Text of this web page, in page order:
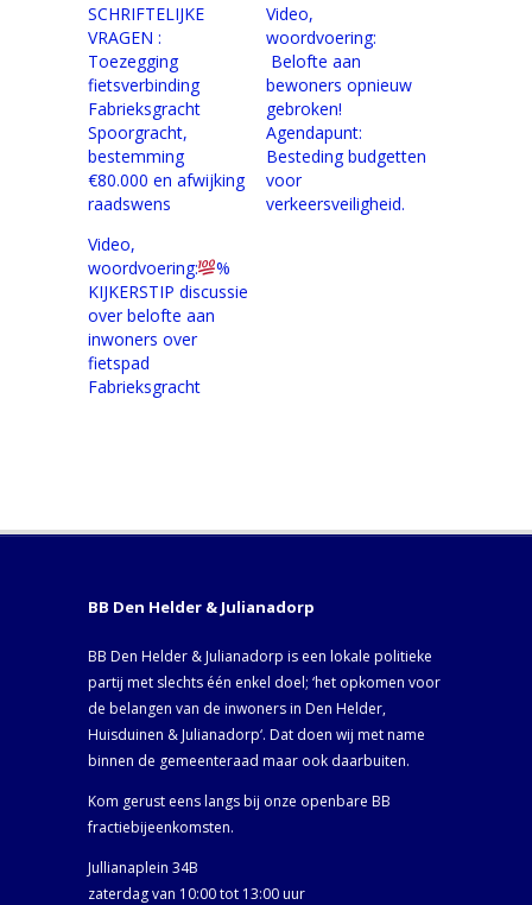
SCHRIFTELIJKE
VRAGEN :
Toezegging
fietsverbinding
Fabrieksgracht
Spoorgracht,
bestemming
€80.000 en afwijking
raadswens
Video,
woordvoering:
Belofte aan
bewoners opnieuw
gebroken!
Agendapunt:
Besteding budgetten
voor
verkeersveiligheid.
Video,
woordvoering:
%
KIJKERSTIP discussie
over belofte aan
inwoners over
fietspad
Fabrieksgracht
BB Den Helder & Julianadorp
BB Den Helder & Julianadorp is een lokale politieke
partij met slechts één enkel doel; ‘het opkomen voor
de belangen van de inwoners in Den Helder,
Huisduinen & Julianadorp‘. Dat doen wij met name
binnen de gemeenteraad maar ook daarbuiten.
Kom gerust eens langs bij onze openbare BB
fractiebijeenkomsten.
Jullianaplein 34B
zaterdag van 10:00 tot 13:00 uur